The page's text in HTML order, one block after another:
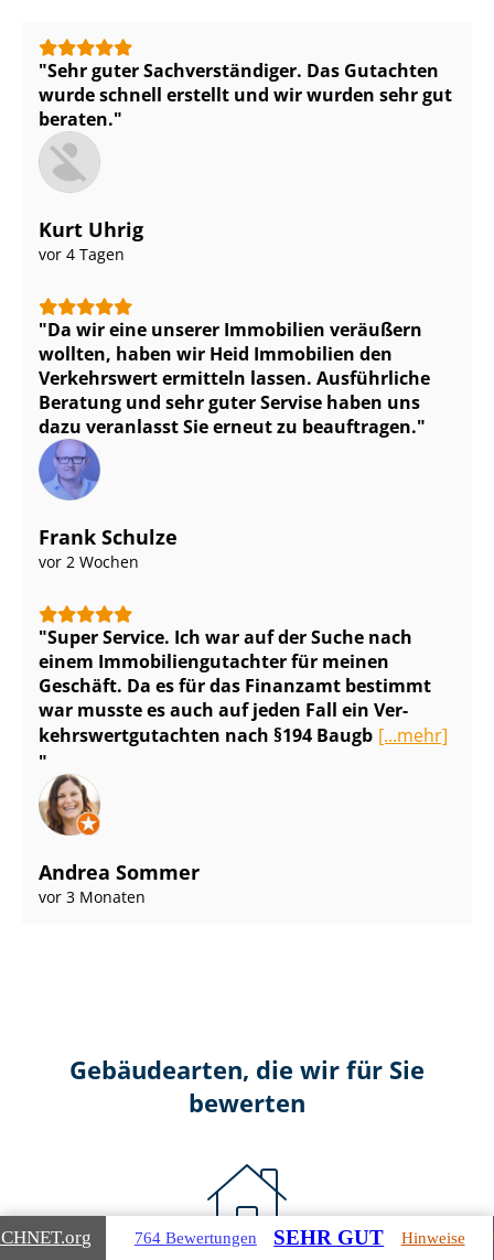
Sehr guter Sach­ver­stän­di­ger. Das Gutachten
wurde schnell erstellt und wir wurden sehr gut
beraten.
Kurt Uhrig
vor 4 Tagen
Da wir eine unserer Immobilien veräußern
wollten, haben wir Heid Immobilien den
Verkehrswert ermitteln lassen. Ausführliche
Beratung und sehr guter Servise haben uns
dazu veranlasst Sie erneut zu beauftragen.
Frank Schulze
vor 2 Wochen
Super Service. Ich war auf der Suche nach
einem Im­mo­bi­li­en­gut­ach­ter für meinen
Geschäft. Da es für das Finanzamt bestimmt
war musste es auch auf jeden Fall ein Ver­
kehrs­wert­gut­ach­ten nach §194 Baugb [...mehr]
Andrea Sommer
vor 3 Monaten
Gebäudearten, die wir für Sie
bewerten
.org 764 Bewertungen SEHR GUT Hinweise